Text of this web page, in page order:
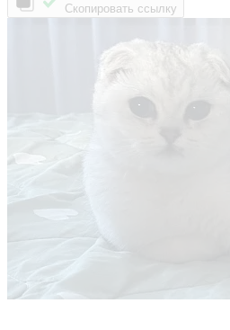
Скопировать ссылку